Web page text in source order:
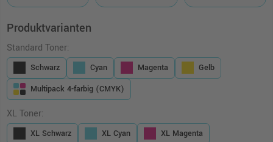
Produktvarianten
Standard Toner:
Schwarz Cyan Magenta
Gelb
Multipack 4-farbig (CMYK)
XL Toner:
XL Schwarz XL Cyan
XL Magenta